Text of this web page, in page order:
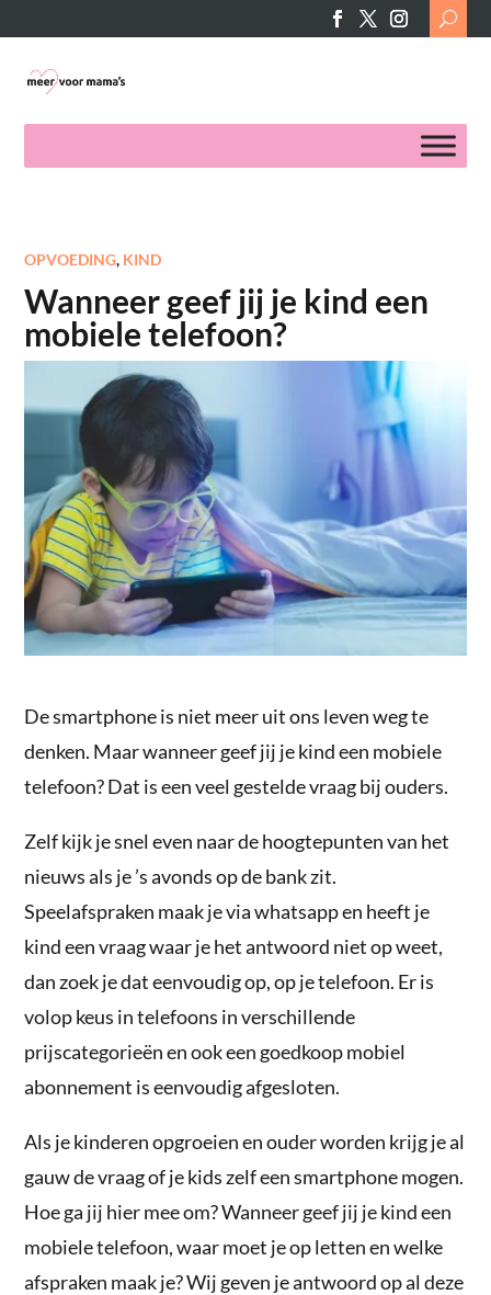
Search
for:
OPVOEDING, KIND
Wanneer geef jij je kind een
mobiele telefoon?
De smartphone is niet meer uit ons leven weg te
denken. Maar wanneer geef jij je kind een mobiele
telefoon? Dat is een veel gestelde vraag bij ouders.
Zelf kijk je snel even naar de hoogtepunten van het
nieuws als je ’s avonds op de bank zit.
Speelafspraken maak je via whatsapp en heeft je
kind een vraag waar je het antwoord niet op weet,
dan zoek je dat eenvoudig op, op je telefoon. Er is
volop keus in telefoons in verschillende
prijscategorieën en ook een goedkoop mobiel
abonnement is eenvoudig afgesloten.
Als je kinderen opgroeien en ouder worden krijg je al
gauw de vraag of je kids zelf een smartphone mogen.
Hoe ga jij hier mee om? Wanneer geef jij je kind een
mobiele telefoon, waar moet je op letten en welke
afspraken maak je? Wij geven je antwoord op al deze